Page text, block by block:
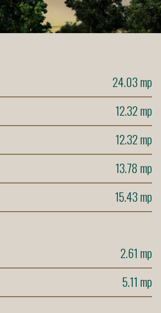
24.03 mp
12.32 mp
12.32 mp
13.78 mp
15.43 mp
2.61 mp
5.11 mp